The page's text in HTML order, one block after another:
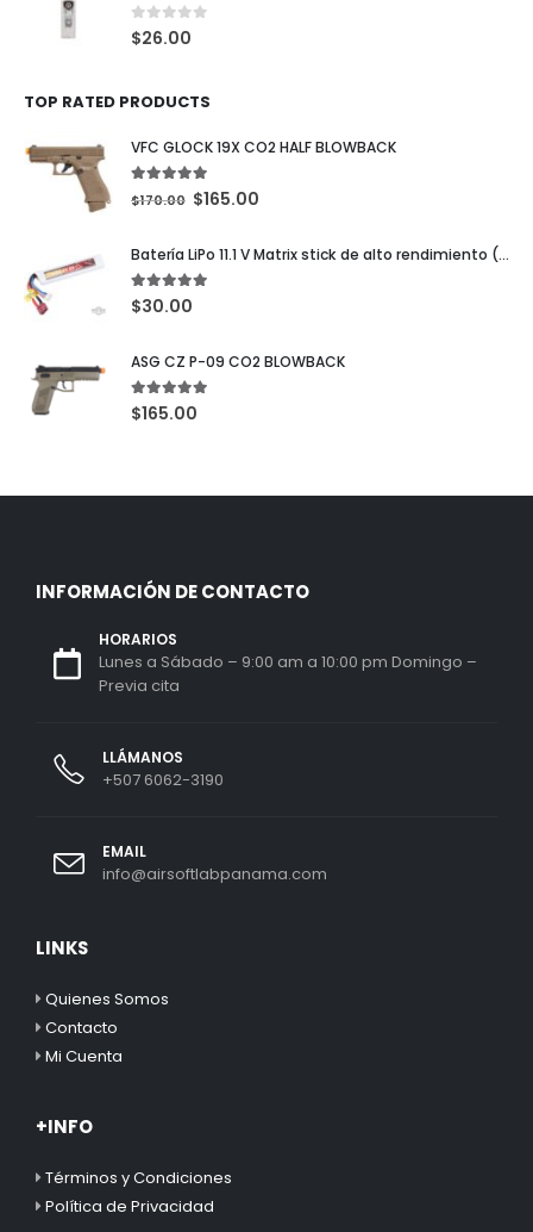
0out of 5
$26.00
TOP RATED PRODUCTS
VFC GLOCK 19X CO2 HALF BLOWBACK
out of 5
$170.00 $165.00
Batería LiPo 11.1 V Matrix stick de alto rendimiento (configuración: 1000 mAh/20C Deans)
5.00out of 5
$30.00
ASG CZ P-09 CO2 BLOWBACK
5.00out of 5
$165.00
INFORMACIÓN DE CONTACTO
HORARIOS
Lunes a Sábado – 9:00 am a 10:00 pm Domingo –
Previa cita
LLÁMANOS
+507 6062-3190
EMAIL
info@airsoftlabpanama.com
LINKS
Quienes Somos
Contacto
Mi Cuenta
+INFO
Términos y Condiciones
Política de Privacidad